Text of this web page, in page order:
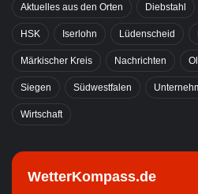
Aktuelles aus den Orten Diebstahl
HSK Iserlohn Lüdenscheid
Märkischer Kreis Nachrichten
Siegen Südwestfalen
Wirtschaft
WetterKompass.de